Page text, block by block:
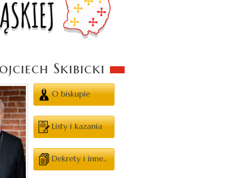
Skibicki
O biskupie
Listy i kazania
Dekrety i inne..